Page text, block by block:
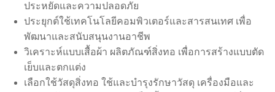
ประหยัดและความปลอดภัย
ประยุกต์ใช้เทคโนโลยีคอมพิวเตอร์และสารสนเทศ เพื่อ
พัฒนาและสนับสนุนงานอาชีพ
วิเคราะห์แบบเสื้อผ้า ผลิตภัณฑ์สิ่งทอ เพื่อการสร้างแบบตัด
เย็บและตกแต่ง
เลือกใช้วัสดุสิ่งทอ ใช้และบำรุงรักษาวัสดุ เครื่องมือและ